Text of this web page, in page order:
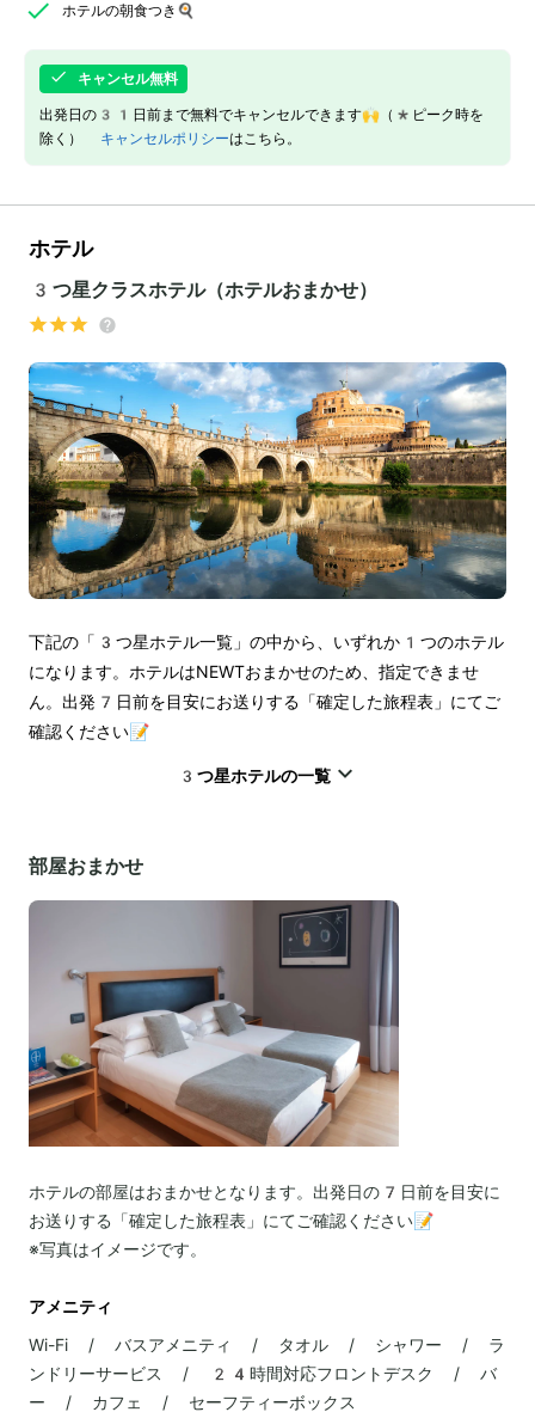
ホテルの朝食つき🍳
キャンセル無料
出発日の31日前まで無料でキャンセルできます🙌（*ピーク時を
除く） キャンセルポリシーはこちら。
ホテル
3つ星クラスホテル（ホテルおまかせ）
下記の「3つ星ホテル一覧」の中から、いずれか1つのホテル
になります。ホテルはNEWTおまかせのため、指定できませ
ん。出発7日前を目安にお送りする「確定した旅程表」にてご
確認ください📝
3つ星ホテルの一覧
部屋おまかせ
ホテルの部屋はおまかせとなります。出発日の7日前を目安に
お送りする「確定した旅程表」にてご確認ください📝
※写真はイメージです。
アメニティ
Wi-Fi / バスアメニティ / タオル / シャワー / ラ
ンドリーサービス / 24時間対応フロントデスク / バ
ー / カフェ / セーフティーボックス